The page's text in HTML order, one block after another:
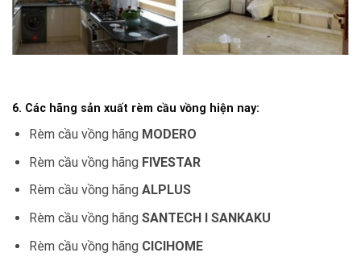
6. Các hãng sản xuất rèm cầu vồng hiện nay:
Rèm cầu vồng hãng MODERO
Rèm cầu vồng hãng FIVESTAR
Rèm cầu vồng hãng ALPLUS
Rèm cầu vồng hãng SANTECH I SANKAKU
Rèm cầu vồng hãng CICIHOME